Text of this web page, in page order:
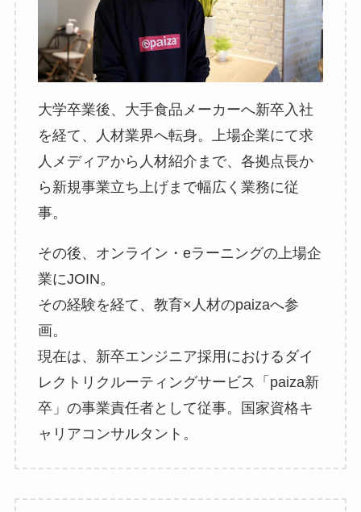
大学卒業後、大手食品メーカーへ新卒入社
を経て、人材業界へ転身。上場企業にて求
人メディアから人材紹介まで、各拠点長か
ら新規事業立ち上げまで幅広く業務に従
事。
その後、オンライン・eラーニングの上場企
業にJOIN。
その経験を経て、教育×人材のpaizaへ参
画。
現在は、新卒エンジニア採用におけるダイ
レクトリクルーティングサービス「paiza新
卒」の事業責任者として従事。国家資格キ
ャリアコンサルタント。